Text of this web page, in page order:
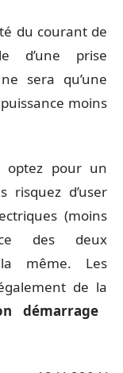
du courant de
d’une prise
sera qu’une
moins
optez pour un
risquez d’user
(moins
des deux
même. Les
de la
démarrage